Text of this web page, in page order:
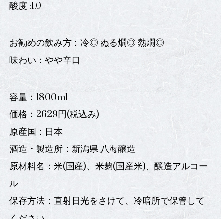
酸度 :1.0
お勧めの飲み方：冷◎ ぬる燗◎ 熱燗◎
味わい：やや辛口
容量：1800ml
価格：2629円(税込み)
原産国：日本
酒造・製造所：新潟県 八海醸造
原材料名：米(国産)、米麹(国産米)、醸造アルコー
ル
保存方法：直射日光をさけて、冷暗所で保管して